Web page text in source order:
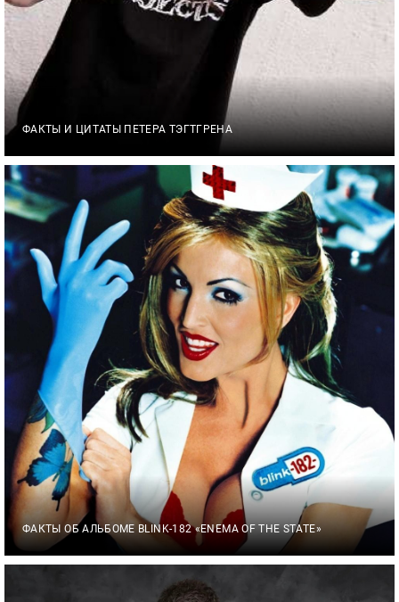
ФАКТЫ И ЦИТАТЫ ПЕТЕРА ТЭГТГРЕНА
ФАКТЫ ОБ АЛЬБОМЕ BLINK-182 «ENEMA OF THE STATE»